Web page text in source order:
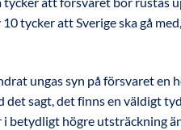
tycker att Sverige ska gå
ungas syn på försvaret en
det sagt, det finns en väldigt
betydligt högre utsträckning